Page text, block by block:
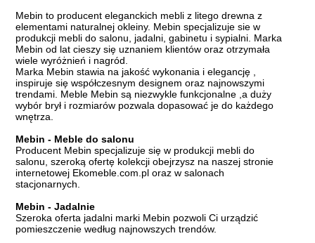
Mebin to producent eleganckich mebli z litego drewna z
elementami naturalnej okleiny. Mebin specjalizuje sie w
produkcji mebli do salonu, jadalni, gabinetu i sypialni. Marka
Mebin od lat cieszy się uznaniem klientów oraz otrzymała
wiele wyróżnień i nagród.
Marka Mebin stawia na jakość wykonania i elegancję ,
inspiruje się współczesnym designem oraz najnowszymi
trendami. Meble Mebin są niezwykle funkcjonalne ,a duży
wybór brył i rozmiarów pozwala dopasować je do każdego
wnętrza.
Mebin - Meble do salonu
Producent Mebin specjalizuje się w produkcji mebli do
salonu, szeroką ofertę kolekcji obejrzysz na naszej stronie
internetowej Ekomeble.com.pl oraz w salonach
stacjonarnych.
Mebin - Jadalnie
Szeroka oferta jadalni marki Mebin pozwoli Ci urządzić
pomieszczenie według najnowszych trendów.